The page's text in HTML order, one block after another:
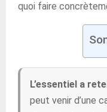
quoi faire
L’essentiel a
peut venir d’une